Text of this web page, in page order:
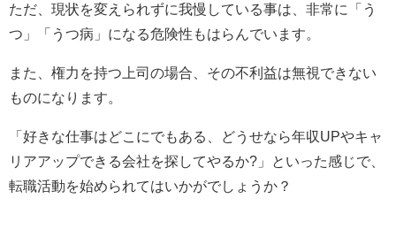
ただ、現状を変えられずに我慢している事は、非常に「う
つ」「うつ病」になる危険性もはらんでいます。
また、権力を持つ上司の場合、その不利益は無視できない
ものになります。
「好きな仕事はどこにでもある、どうせなら年収UPやキャ
リアアップできる会社を探してやるか?」といった感じで、
転職活動を始められてはいかがでしょうか？